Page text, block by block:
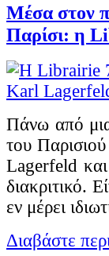
Μέσα στον
Παρίσι: η
Πάνω από
του
Lagerfeld και
διακριτικό.
εν μέρει
Διαβάστε